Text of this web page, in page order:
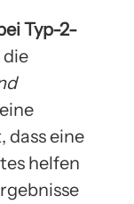
Typ-2-
die
dass eine
helfen